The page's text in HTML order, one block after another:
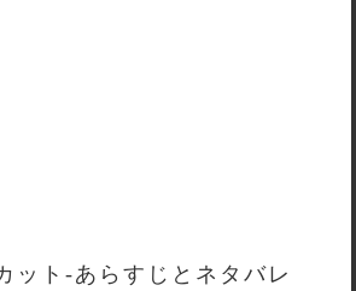
ット-あらすじとネタバレ